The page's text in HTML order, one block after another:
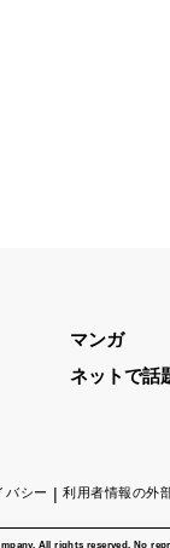
All rights reserved. No
マンガ
ネットで話
バシー 利用者情報の外